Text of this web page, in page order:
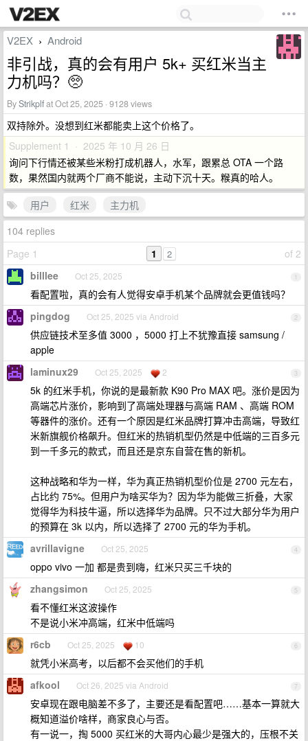
V2EX › Android
非引战，真的会有用户 5k+ 买红米当主
力机吗？🥺
ByStrikplfat Oct 25, 2025 · 9128 views
双持除外。没想到红米都能卖上这个价格了。
Supplement 1 · 2025 年 10 月 26 日
询问下行情还被某些米粉打成机器人，水军，跟累总 OTA 一个路
数，果然国内就两个厂商不能说，主动下沉十天。糇真的哈人。
用户
红米
主力机
104 replies
Page 1
of 2
1 2
1
billlee Oct 25, 2025
看配置啦，真的会有人觉得安卓手机某个品牌就会更值钱吗？
2
pingdog Oct 25, 2025 via Android
供应链技术至多值 3000 ，5000 打上不犹豫直接 samsung /
apple
3
laminux29 Oct 25, 2025 2
5k 的红米手机，你说的是最新款 K90 Pro MAX 吧。涨价是因为
高端芯片涨价，影响到了高端处理器与高端 RAM 、高端 ROM
等器件的涨价。还有一个原因是红米品牌打算冲击高端，导致红
米新旗舰价格飙升。但红米的热销机型仍然是中低端的三百多元
到一千多元的款式，而且还是京东自营在售的新机。
这种战略和华为一样，华为真正热销机型价位是 2700 元左右，
占比约 75%。但用户为啥买华为？因为华为能做三折叠，大家
觉得华为科技牛逼，所以选择华为品牌。只不过大部分华为用户
的预算在 3k 以内，所以选择了 2700 元的华为手机。
4
avrillavigne Oct 25, 2025
oppo vivo 一加 都是贵到嗨，红米只买三千块的
5
zhangsimon Oct 25, 2025
看不懂红米这波操作
不是说小米冲高端，红米中低端吗
6
r6cb Oct 25, 2025 10
就凭小米高考，以后都不会买他们的手机
7
afkool Oct 26, 2025 via Android
安卓现在跟电脑差不多了，主要还是看配置吧……基本一算就大
概知道溢价啥样，商家良心与否。
有一说一，掏 5000 买红米的大哥内心最少是强大的，压根不关